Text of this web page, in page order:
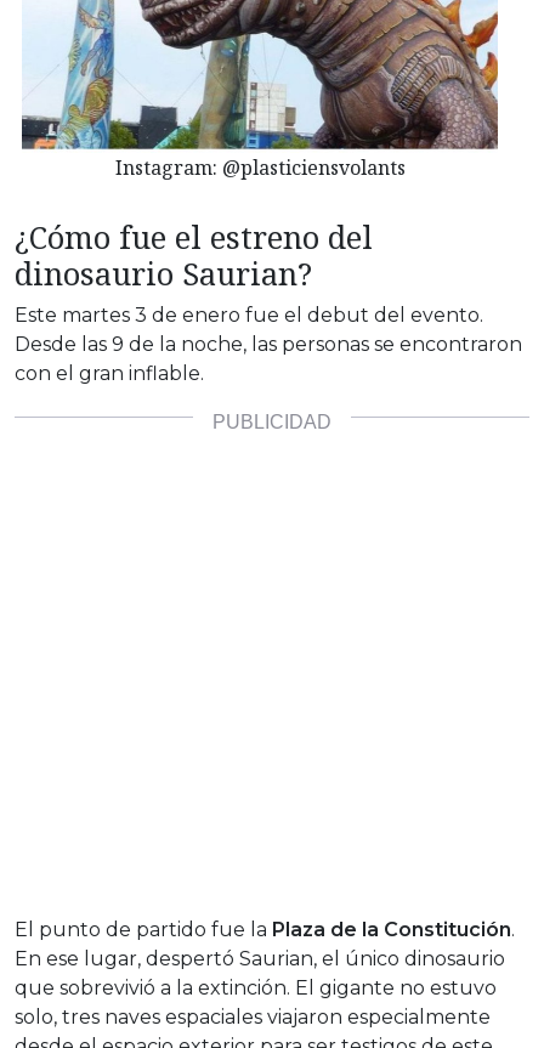
Instagram: @plasticiensvolants
¿Cómo fue el estreno del
dinosaurio Saurian?
Este martes 3 de enero fue el debut del evento.
Desde las 9 de la noche, las personas se encontraron
con el gran inflable.
El punto de partido fue la Plaza de la Constitución.
En ese lugar, despertó Saurian, el único dinosaurio
que sobrevivió a la extinción. El gigante no estuvo
solo, tres naves espaciales viajaron especialmente